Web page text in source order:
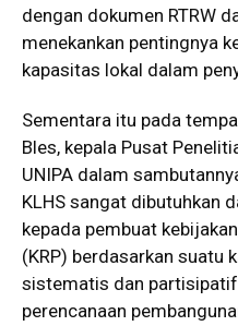
dengan dokumen RTRW
menekankan pentingnya
kapasitas lokal dalam
Sementara itu pada
Bles, kepala Pusat
UNIPA dalam
KLHS sangat dibutuhkan
kepada pembuat
(KRP) berdasarkan suatu
sistematis dan
perencanaan